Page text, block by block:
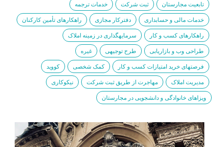
تابعیت مجارستان ثبت شرکت خدمات ترجمه
خدمات مالی و حسابداری دفترکار مجازی راهکارهای تأمین کارکنان
راهکارهای کسب و کار سرمایهگذاری در زمینه املاک
طراحی وب و بازاریابی طرح توجیهی غیره
فرصتهای خرید امتیازات کسب و کار کمک شخصی کووید
مدیریت املاک مهاجرت از طریق ثبت شرکت نیکوکاری
ویزاهای خانوادگی و دانشجویی در مجارستان